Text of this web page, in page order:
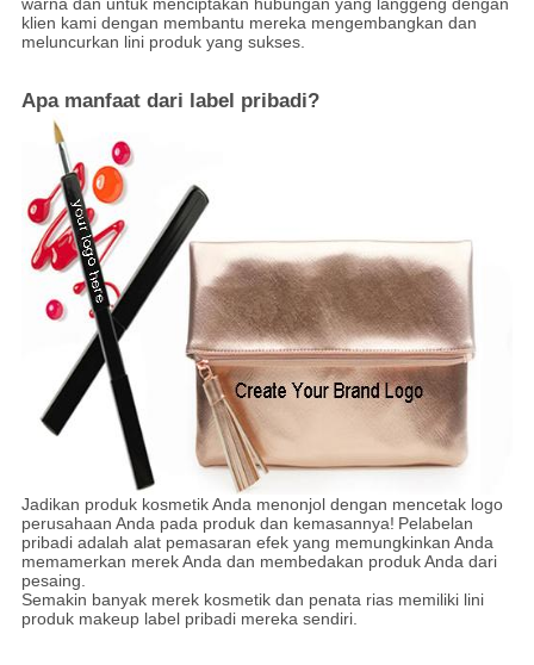
warna dan untuk menciptakan hubungan yang langgeng dengan
klien kami dengan membantu mereka mengembangkan dan
meluncurkan lini produk yang sukses.
Apa manfaat dari label pribadi?
Jadikan produk kosmetik Anda menonjol dengan mencetak logo
perusahaan Anda pada produk dan kemasannya! Pelabelan
pribadi adalah alat pemasaran efek yang memungkinkan Anda
memamerkan merek Anda dan membedakan produk Anda dari
pesaing.
Semakin banyak merek kosmetik dan penata rias memiliki lini
produk makeup label pribadi mereka sendiri.